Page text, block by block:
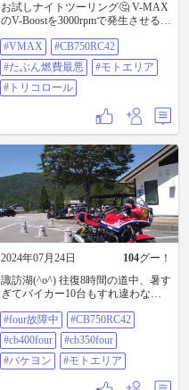
お試しナイトツーリング🤔 V-MAX
のV-Boostを3000rpmで発生させる🤮
スへ……。 #VMAX #CB750RC42 #
たぶん燃費最悪 #モトエリア #トリ
コロール
#VMAX
#CB750RC42
#たぶん燃費最悪
#モトエリア
#トリコロール
2024年07月24日 104グー！
諏訪湖(^o^) 往復8時間の道中、暑す
ぎてバイカー10台もすれ違わなか
#CB750RC42 #cb400four #cb350four
#バケヨン #モトエリア
#four故障中
#CB750RC42
#cb400four
#cb350four
#バケヨン
#モトエリア